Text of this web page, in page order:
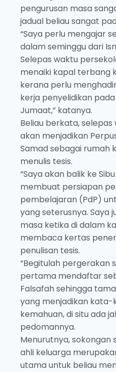
pengurusan masa
jadual beliau sangat
“Saya perlu mengajar
dalam seminggu dari
Selepas waktu
menaiki kapal terbang
kerana perlu
kerja penyelidikan
Jumaat,” katanya.
Beliau berkata, selepas
akan menjadikan
Samad sebagai rumah
menulis tesis.
“Saya akan balik ke
membuat persiapan
pembelajaran (PdP)
yang seterusnya. Saya
masa ketika di dalam
membaca kertas
penulisan tesis.
“Begitulah pergerakan
pertama mendaftar
Falsafah sehingga
yang menjadikan kata-
kemahuan, di situ ada
pedomannya.
Menurutnya,
ahli keluarga
utama untuk beliau